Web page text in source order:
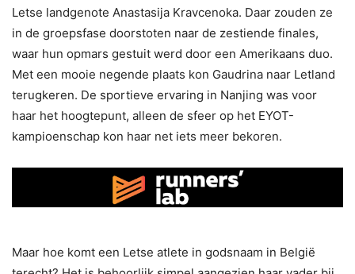
Letse landgenote Anastasija Kravcenoka. Daar zouden ze
in de groepsfase doorstoten naar de zestiende finales,
waar hun opmars gestuit werd door een Amerikaans duo.
Met een mooie negende plaats kon Gaudrina naar Letland
terugkeren. De sportieve ervaring in Nanjing was voor
haar het hoogtepunt, alleen de sfeer op het EYOT-
kampioenschap kon haar net iets meer bekoren.
Maar hoe komt een Letse atlete in godsnaam in België